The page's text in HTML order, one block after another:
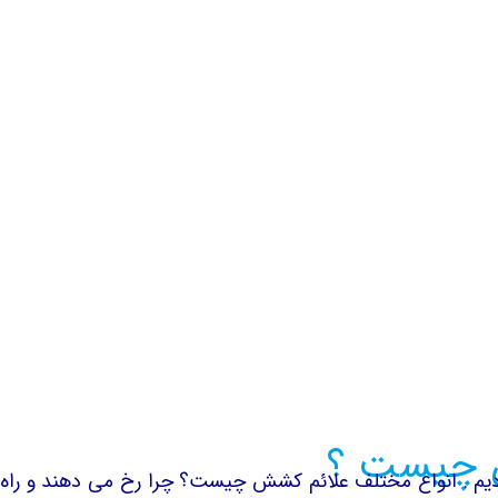
؟
مختلف علائم کشش چیست؟ چرا رخ می دهند و راه